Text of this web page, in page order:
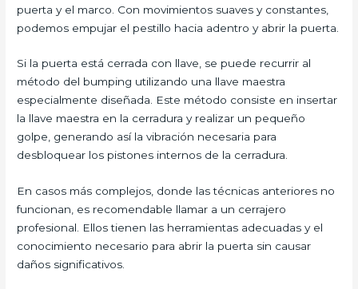
puerta y el marco. Con movimientos suaves y constantes,
podemos empujar el pestillo hacia adentro y abrir la puerta.
Si la puerta está cerrada con llave, se puede recurrir al
método del bumping utilizando una llave maestra
especialmente diseñada. Este método consiste en insertar
la llave maestra en la cerradura y realizar un pequeño
golpe, generando así la vibración necesaria para
desbloquear los pistones internos de la cerradura.
En casos más complejos, donde las técnicas anteriores no
funcionan, es recomendable llamar a un cerrajero
profesional. Ellos tienen las herramientas adecuadas y el
conocimiento necesario para abrir la puerta sin causar
daños significativos.